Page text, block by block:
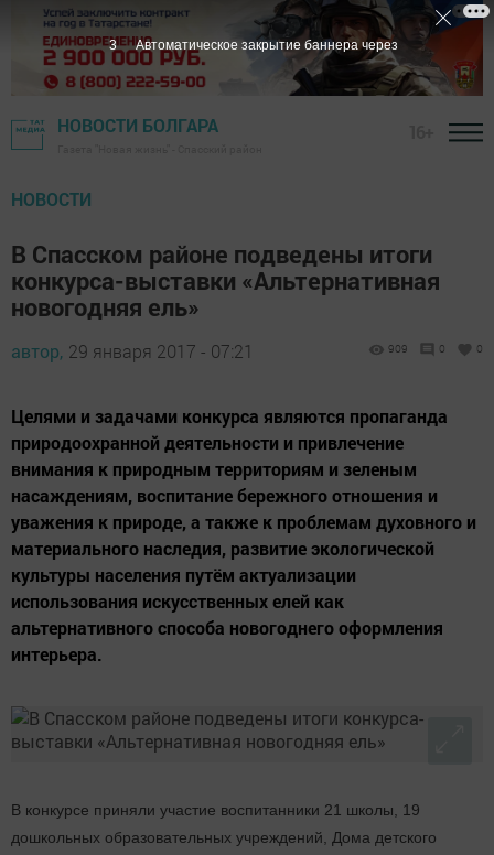
НОВОСТИ БОЛГАРА
НОВОСТИ
В Спасском районе подведены итоги
конкурса-выставки «Альтернативная
новогодняя ель»
автор, 29 января 2017 - 07:21 909 0 0
Целями и задачами конкурса являются пропаганда
природоохранной деятельности и привлечение
внимания к природным территориям и зеленым
насаждениям, воспитание бережного отношения и
уважения к природе, а также к проблемам духовного и
материального наследия, развитие экологической
культуры населения путём актуализации
использования искусственных елей как
альтернативного способа новогоднего оформления
интерьера.
В конкурсе приняли участие воспитанники 21 школы, 19
дошкольных образовательных учреждений, Дома детского
2 Автоматическое закрытие баннера через